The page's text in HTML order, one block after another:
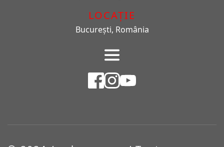
LOCAȚIE
București, România